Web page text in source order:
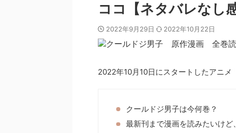
ココ【ネタバレなし
2022年9月29日 2022年10月22日
2022年10月10日にスタートしたアニメ
クールドジ男子は今何巻？
最新刊まで漫画を読みたいけど